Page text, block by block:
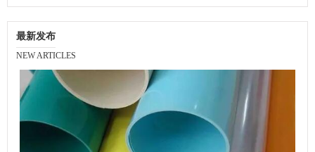
最新发布
NEW ARTICLES